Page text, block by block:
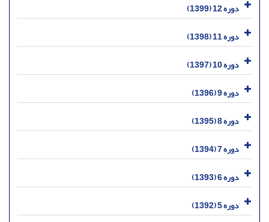
دوره 12 (1399)
دوره 11 (1398)
دوره 10 (1397)
دوره 9 (1396)
دوره 8 (1395)
دوره 7 (1394)
دوره 6 (1393)
دوره 5 (1392)